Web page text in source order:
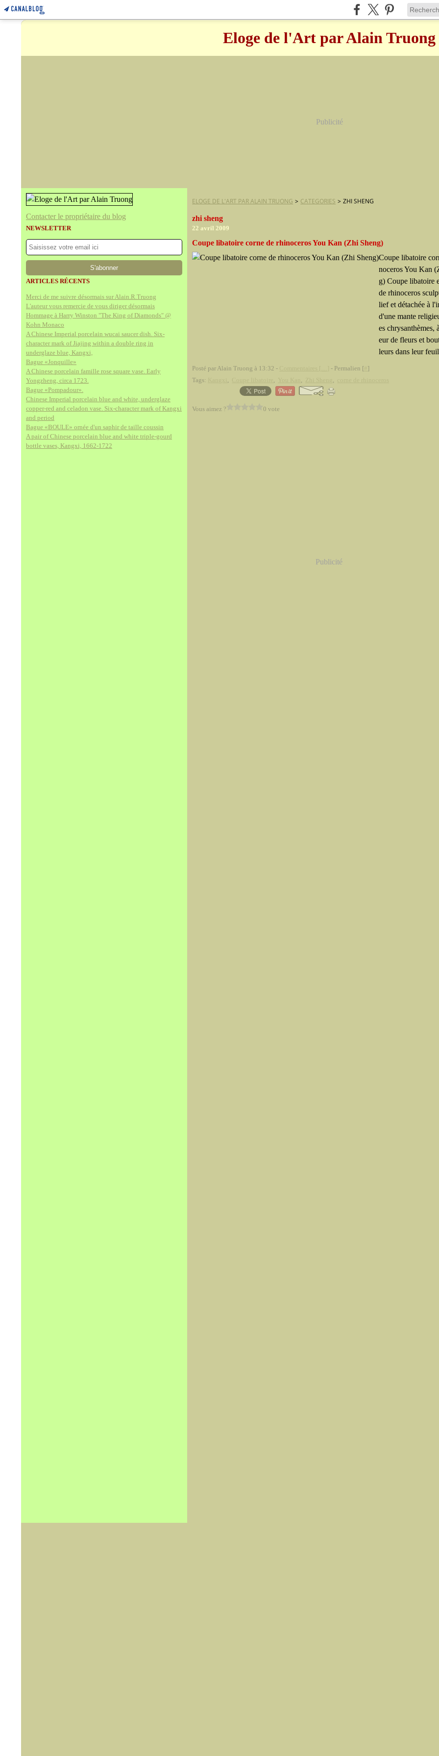
Eloge de l'Art par Alain Truong
Publicité
Contacter le propriétaire du blog
NEWSLETTER
ARTICLES RÉCENTS
Merci de me suivre désormais sur Alain.R.Truong
L'auteur vous remercie de vous diriger désormais
Hommage à Harry Winston "The King of Diamonds" @
Kohn Monaco
A Chinese Imperial porcelain wucai saucer dish. Six-
character mark of Jiajing within a double ring in
underglaze blue, Kangxi,
Bague «Jonquille»
A Chinese porcelain famille rose square vase. Early
Yongzheng, circa 1723.
Bague «Pompadour».
Chinese Imperial porcelain blue and white, underglaze
copper-red and celadon vase. Six-character mark of Kangxi
and period
Bague «BOULE» ornée d'un saphir de taille coussin
A pair of Chinese porcelain blue and white triple-gourd
bottle vases, Kangxi, 1662-1722
ELOGE DE L'ART PAR ALAIN TRUONG > CATEGORIES > ZHI SHENG
zhi sheng
22 avril 2009
Coupe libatoire corne de rhinoceros You Kan (Zhi Sheng)
Coupe libatoire
noceros You Kan
g) Coupe libatoire
de rhinoceros
lief et détachée à
d'une mante
es chrysanthèmes,
eur de fleurs et
leurs dans leur
Posté par Alain Truong à 13:32 - - Permalien [ ]
Tags:
, , , ,
Vous aimez ? 0 vote
Publicité